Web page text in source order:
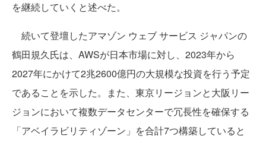
を継続していくと述べた。
続いて登壇したアマゾン ウェブ サービス ジャパンの
鶴田規久氏は、AWSが日本市場に対し、2023年から
2027年にかけて2兆2600億円の大規模な投資を行う予定
であることを示した。また、東京リージョンと大阪リー
ジョンにおいて複数データセンターで冗長性を確保する
「アベイラビリティゾーン」を合計7つ構築していると